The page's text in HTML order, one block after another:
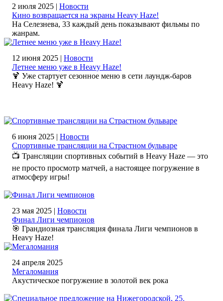
2 июля 2025 | Новости
Кино возвращается на экраны Heavy Haze!
На Селезнева, 33 каждый день показывают фильмы по
жанрам.
12 июня 2025 | Новости
Летнее меню уже в Heavy Haze!
🍹 Уже стартует сезонное меню в сети лаундж-баров
Heavy Haze! 🍹
6 июня 2025 | Новости
Спортивные трансляции на Страстном бульваре
📺 Трансляции спортивных событий в Heavy Haze — это
не просто просмотр матчей, а настоящее погружение в
атмосферу игры!
23 мая 2025 | Новости
Финал Лиги чемпионов
🎯 Грандиозная трансляция финала Лиги чемпионов в
Heavy Haze!
24 апреля 2025
Мегаломания
Акустическое погружение в золотой век рока